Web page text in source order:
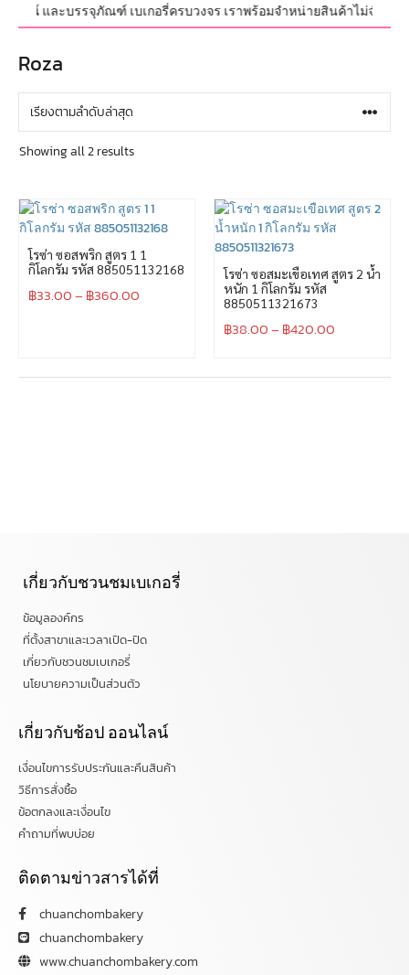
รณ์ และบรรจุภัณฑ์ เบเกอรี่ครบวงจร เราพร้อมจำหน่ายสินค้าไม่จำกัด
Roza
Showing all 2 results
โรซ่า ซอสพริก สูตร 1 1
กิโลกรัม รหัส 885051132168
฿33.00– ฿360.00
โรซ่า ซอสมะเขือเทศ สูตร 2 น้ำ
หนัก 1 กิโลกรัม รหัส
8850511321673
฿38.00– ฿420.00
เกี่ยวกับชวนชมเบเกอรี่
ข้อมูลองค์กร
ที่ตั้งสาขาและเวลาเปิด-ปิด
เกี่ยวกับชวนชมเบเกอรี่
นโยบายความเป็นส่วนตัว
เกี่ยวกับช้อป ออนไลน์
เงื่อนไขการรับประกันและคืนสินค้า
วิธีการสั่งซื้อ
ข้อตกลงและเงื่อนไข
คำถามที่พบบ่อย
ติดตามข่าวสารได้ที่
chuanchombakery
chuanchombakery
www.chuanchombakery.com